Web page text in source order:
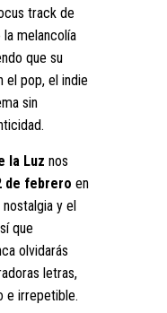
track de
melancolía
que su
pop, el indie
sin
la Luz nos
de febrero en
y el
que
olvidarás
letras,
e irrepetible.